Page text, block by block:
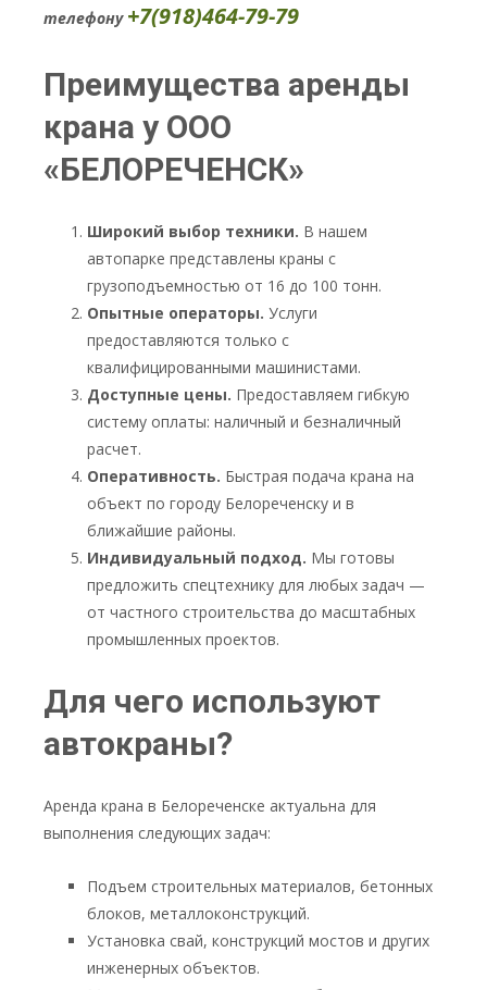
телефону +7(918)464-79-79
Преимущества аренды
крана у ООО
«БЕЛОРЕЧЕНСК»
Широкий выбор техники. В нашем
автопарке представлены краны с
грузоподъемностью от 16 до 100 тонн.
Опытные операторы. Услуги
предоставляются только с
квалифицированными машинистами.
Доступные цены. Предоставляем гибкую
систему оплаты: наличный и безналичный
расчет.
Оперативность. Быстрая подача крана на
объект по городу Белореченску и в
ближайшие районы.
Индивидуальный подход. Мы готовы
предложить спецтехнику для любых задач —
от частного строительства до масштабных
промышленных проектов.
Для чего используют
автокраны?
Аренда крана в Белореченске актуальна для
выполнения следующих задач:
Подъем строительных материалов, бетонных
блоков, металлоконструкций.
Установка свай, конструкций мостов и других
инженерных объектов.